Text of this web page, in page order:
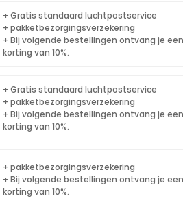
+ Gratis standaard luchtpostservice
+ pakketbezorgingsverzekering
+ Bij volgende bestellingen ontvang je een
korting van 10%.
+ Gratis standaard luchtpostservice
+ pakketbezorgingsverzekering
+ Bij volgende bestellingen ontvang je een
korting van 10%.
+ pakketbezorgingsverzekering
+ Bij volgende bestellingen ontvang je een
korting van 10%.